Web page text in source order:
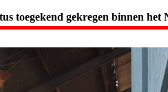
toegekend gekregen binnen